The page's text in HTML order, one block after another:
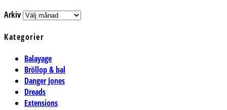
Arkiv
Kategorier
Balayage
Bröllop & bal
Danger Jones
Dreads
Extensions